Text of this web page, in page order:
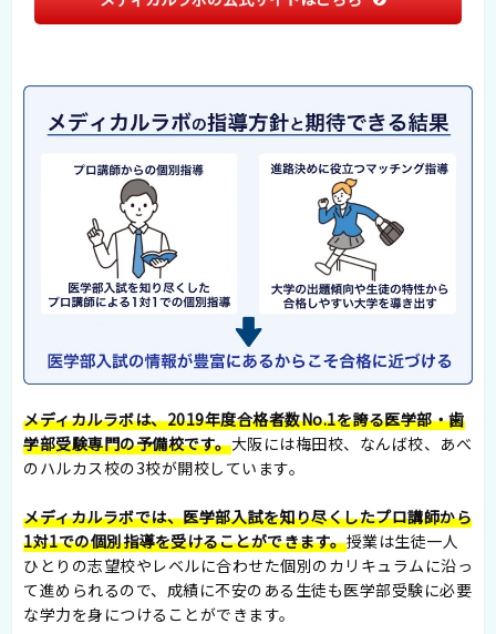
メディカルラボは、2019年度合格者数No.1を誇る医学部・歯
学部受験専門の予備校です。大阪には梅田校、なんば校、あべ
のハルカス校の3校が開校しています。
メディカルラボでは、医学部入試を知り尽くしたプロ講師から
1対1での個別指導を受けることができます。授業は生徒一人
ひとりの志望校やレベルに合わせた個別のカリキュラムに沿っ
て進められるので、成績に不安のある生徒も医学部受験に必要
な学力を身につけることができます。